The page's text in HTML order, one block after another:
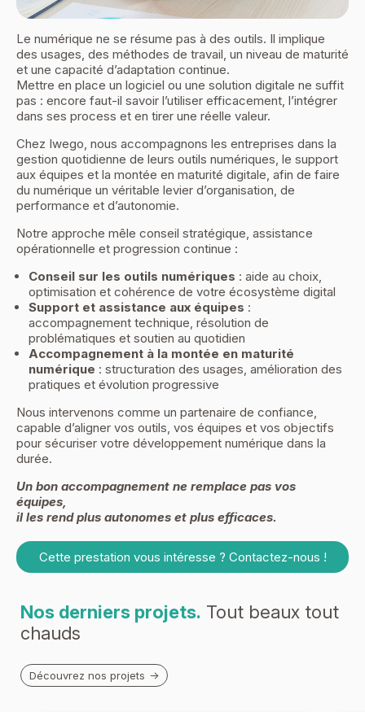
Le numérique ne se résume pas à des outils. Il implique
des usages, des méthodes de travail, un niveau de maturité
et une capacité d’adaptation continue.
Mettre en place un logiciel ou une solution digitale ne suffit
pas : encore faut-il savoir l’utiliser efficacement, l’intégrer
dans ses process et en tirer une réelle valeur.
Chez Iwego, nous accompagnons les entreprises dans la
gestion quotidienne de leurs outils numériques, le support
aux équipes et la montée en maturité digitale, afin de faire
du numérique un véritable levier d’organisation, de
performance et d’autonomie.
Notre approche mêle conseil stratégique, assistance
opérationnelle et progression continue :
Conseil sur les outils numériques : aide au choix,
optimisation et cohérence de votre écosystème digital
Support et assistance aux équipes :
accompagnement technique, résolution de
problématiques et soutien au quotidien
Accompagnement à la montée en maturité
numérique : structuration des usages, amélioration des
pratiques et évolution progressive
Nous intervenons comme un partenaire de confiance,
capable d’aligner vos outils, vos équipes et vos objectifs
pour sécuriser votre développement numérique dans la
durée.
Un bon accompagnement ne remplace pas vos
équipes,
il les rend plus autonomes et plus efficaces.
Cette prestation vous intéresse ? Contactez-nous !
Nos derniers projets. Tout beaux tout
chauds
Découvrez nos projets